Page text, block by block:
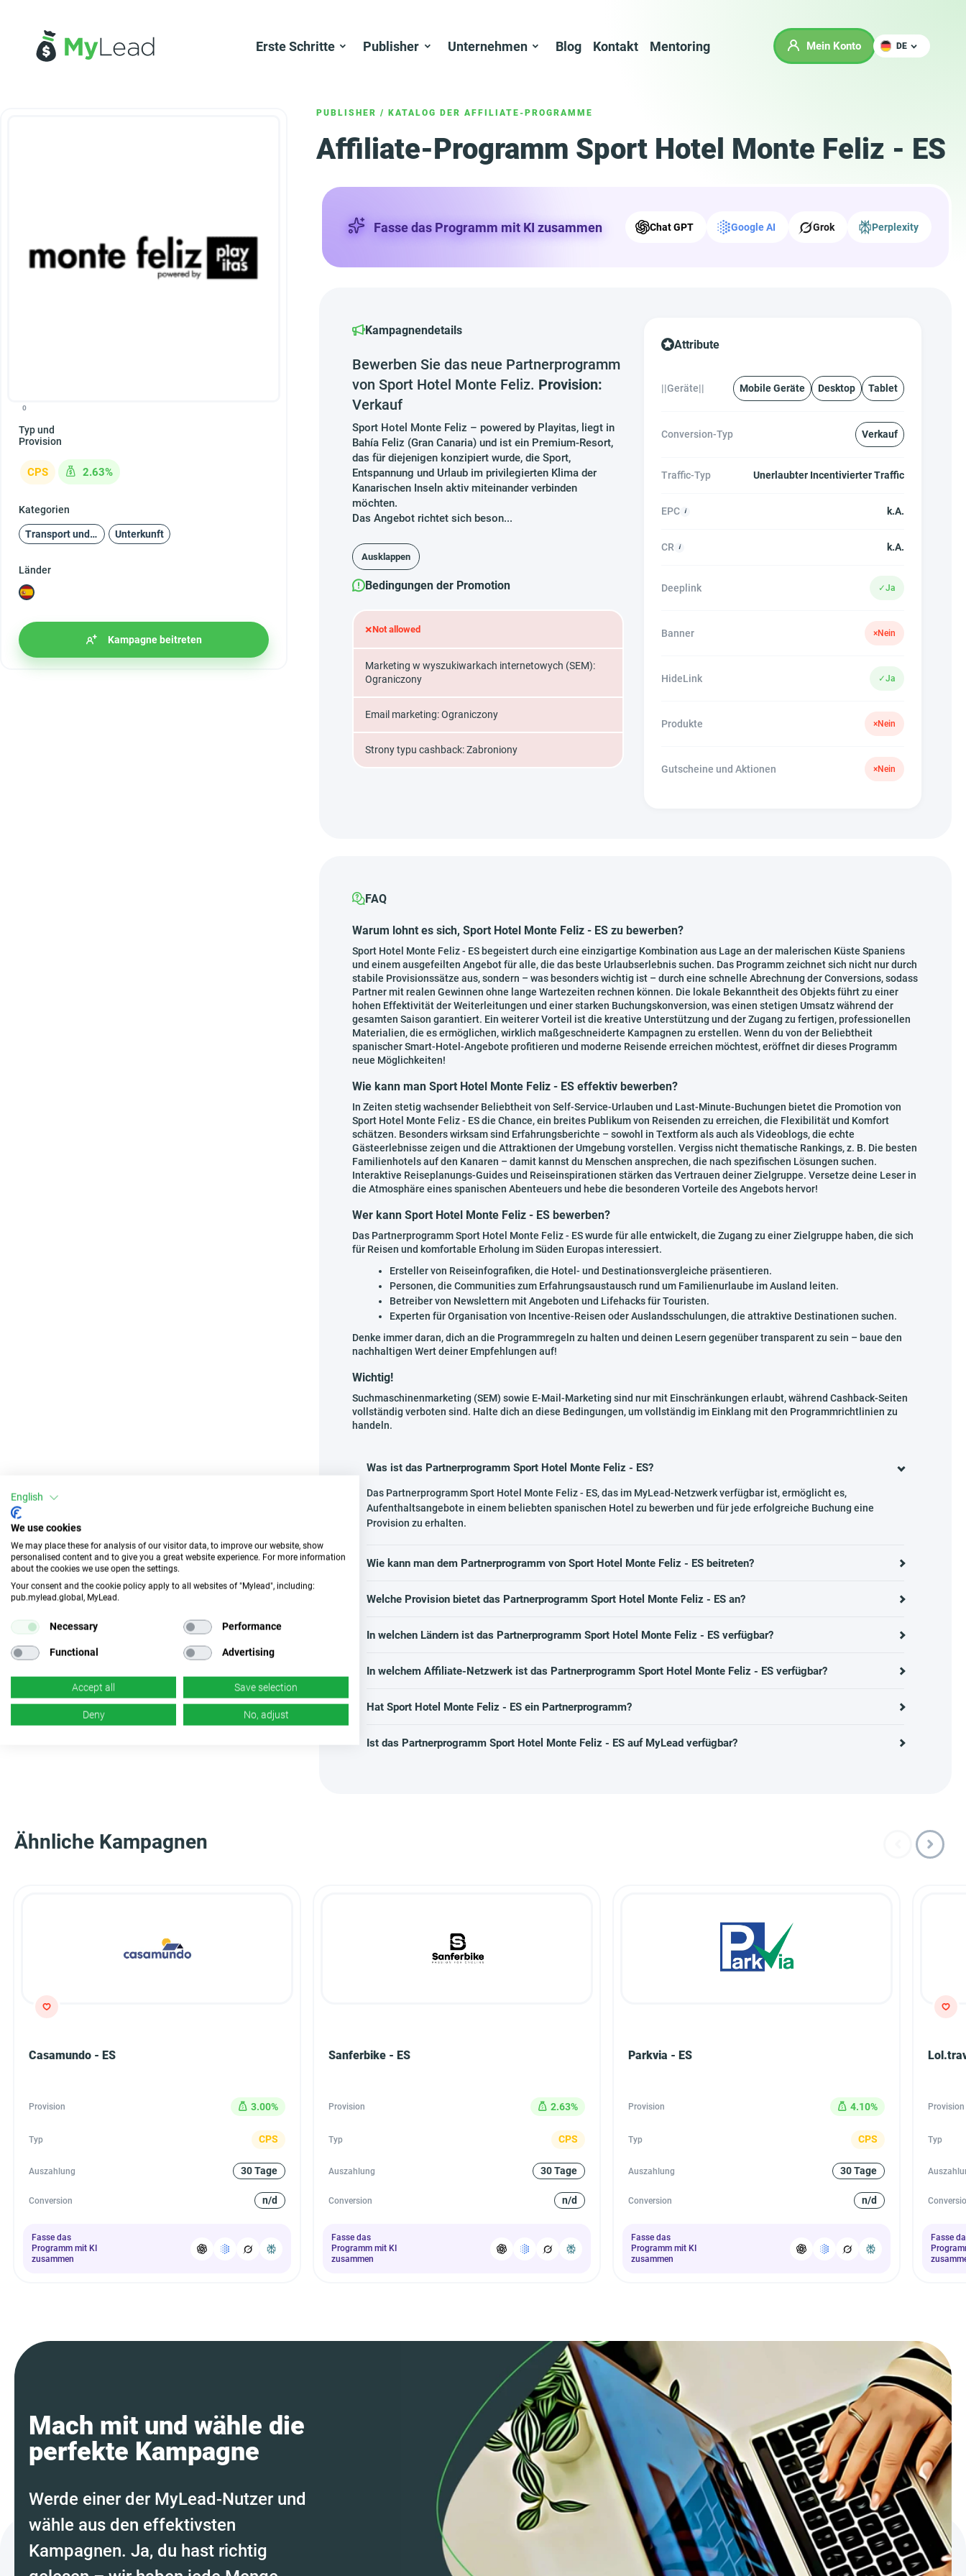
Erste Schritte Publisher Unternehmen Blog Kontakt Mentoring Mein Konto DE
PUBLISHER / KATALOG DER AFFILIATE-PROGRAMME
Affiliate-Programm Sport Hotel Monte Feliz - ES
0
Typ und
Provision
CPS 2.63%
Kategorien
Transport und Reisen Unterkunft
Länder
Kampagne beitreten
Fasse das Programm mit KI zusammen Chat GPT Google AI Grok Perplexity
Kampagnendetails
Bewerben Sie das neue Partnerprogramm
von Sport Hotel Monte Feliz. Provision:
Verkauf
Sport Hotel Monte Feliz – powered by Playitas, liegt in
Bahía Feliz (Gran Canaria) und ist ein Premium-Resort,
das für diejenigen konzipiert wurde, die Sport,
Entspannung und Urlaub im privilegierten Klima der
Kanarischen Inseln aktiv miteinander verbinden
möchten.
Das Angebot richtet sich beson...
Ausklappen
Bedingungen der Promotion
×Not allowed
Marketing w wyszukiwarkach internetowych (SEM):
Ograniczony
Email marketing: Ograniczony
Strony typu cashback: Zabroniony
Attribute
||Geräte|| Mobile Geräte Desktop Tablet
Conversion-Typ Verkauf
Traffic-Typ Unerlaubter Incentivierter Traffic
EPC k.A.
CR k.A.
Deeplink ✓Ja
Banner ×Nein
HideLink ✓Ja
Produkte ×Nein
Gutscheine und Aktionen ×Nein
FAQ
Warum lohnt es sich, Sport Hotel Monte Feliz - ES zu bewerben?
Sport Hotel Monte Feliz - ES begeistert durch eine einzigartige Kombination aus Lage an der malerischen Küste Spaniens
und einem ausgefeilten Angebot für alle, die das beste Urlaubserlebnis suchen. Das Programm zeichnet sich nicht nur durch
stabile Provisionssätze aus, sondern – was besonders wichtig ist – durch eine schnelle Abrechnung der Conversions, sodass
Partner mit realen Gewinnen ohne lange Wartezeiten rechnen können. Die lokale Bekanntheit des Objekts führt zu einer
hohen Effektivität der Weiterleitungen und einer starken Buchungskonversion, was einen stetigen Umsatz während der
gesamten Saison garantiert. Ein weiterer Vorteil ist die kreative Unterstützung und der Zugang zu fertigen, professionellen
Materialien, die es ermöglichen, wirklich maßgeschneiderte Kampagnen zu erstellen. Wenn du von der Beliebtheit
spanischer Smart-Hotel-Angebote profitieren und moderne Reisende erreichen möchtest, eröffnet dir dieses Programm
neue Möglichkeiten!
Wie kann man Sport Hotel Monte Feliz - ES effektiv bewerben?
In Zeiten stetig wachsender Beliebtheit von Self-Service-Urlauben und Last-Minute-Buchungen bietet die Promotion von
Sport Hotel Monte Feliz - ES die Chance, ein breites Publikum von Reisenden zu erreichen, die Flexibilität und Komfort
schätzen. Besonders wirksam sind Erfahrungsberichte – sowohl in Textform als auch als Videoblogs, die echte
Gästeerlebnisse zeigen und die Attraktionen der Umgebung vorstellen. Vergiss nicht thematische Rankings, z. B. Die besten
Familienhotels auf den Kanaren – damit kannst du Menschen ansprechen, die nach spezifischen Lösungen suchen.
Interaktive Reiseplanungs-Guides und Reiseinspirationen stärken das Vertrauen deiner Zielgruppe. Versetze deine Leser in
die Atmosphäre eines spanischen Abenteuers und hebe die besonderen Vorteile des Angebots hervor!
Wer kann Sport Hotel Monte Feliz - ES bewerben?
Das Partnerprogramm Sport Hotel Monte Feliz - ES wurde für alle entwickelt, die Zugang zu einer Zielgruppe haben, die sich
für Reisen und komfortable Erholung im Süden Europas interessiert.
Ersteller von Reiseinfografiken, die Hotel- und Destinationsvergleiche präsentieren.
Personen, die Communities zum Erfahrungsaustausch rund um Familienurlaube im Ausland leiten.
Betreiber von Newslettern mit Angeboten und Lifehacks für Touristen.
Experten für Organisation von Incentive-Reisen oder Auslandsschulungen, die attraktive Destinationen suchen.
Denke immer daran, dich an die Programmregeln zu halten und deinen Lesern gegenüber transparent zu sein – baue den
nachhaltigen Wert deiner Empfehlungen auf!
Wichtig!
Suchmaschinenmarketing (SEM) sowie E-Mail-Marketing sind nur mit Einschränkungen erlaubt, während Cashback-Seiten
vollständig verboten sind. Halte dich an diese Bedingungen, um vollständig im Einklang mit den Programmrichtlinien zu
handeln.
Was ist das Partnerprogramm Sport Hotel Monte Feliz - ES?
Das Partnerprogramm Sport Hotel Monte Feliz - ES, das im MyLead-Netzwerk verfügbar ist, ermöglicht es,
Aufenthaltsangebote in einem beliebten spanischen Hotel zu bewerben und für jede erfolgreiche Buchung eine
Provision zu erhalten.
Wie kann man dem Partnerprogramm von Sport Hotel Monte Feliz - ES beitreten?
Welche Provision bietet das Partnerprogramm Sport Hotel Monte Feliz - ES an?
In welchen Ländern ist das Partnerprogramm Sport Hotel Monte Feliz - ES verfügbar?
In welchem Affiliate-Netzwerk ist das Partnerprogramm Sport Hotel Monte Feliz - ES verfügbar?
Hat Sport Hotel Monte Feliz - ES ein Partnerprogramm?
Ist das Partnerprogramm Sport Hotel Monte Feliz - ES auf MyLead verfügbar?
Ähnliche Kampagnen
Casamundo - ES
Provision 3.00%
Typ CPS
Auszahlung 30 Tage
Conversion n/d
Fasse das
Programm mit KI
zusammen
Sanferbike - ES
Provision 2.63%
Typ CPS
Auszahlung 30 Tage
Conversion n/d
Fasse das
Programm mit KI
zusammen
Parkvia - ES
Provision 4.10%
Typ CPS
Auszahlung 30 Tage
Conversion n/d
Fasse das
Programm mit KI
zusammen
Provision
Typ
Fasse
Mach mit und wähle die
perfekte Kampagne
Werde einer der MyLead-Nutzer und
wähle aus den effektivsten
Kampagnen. Ja, du hast richtig
English
We use cookies
We may place these for analysis of our visitor data, to improve our website, show
personalised content and to give you a great website experience. For more information
about the cookies we use open the settings.
Your consent and the cookie policy apply to all websites of "Mylead", including:
pub.mylead.global, MyLead.
Necessary Performance
Functional Advertising
Accept all Save selection
Deny No, adjust